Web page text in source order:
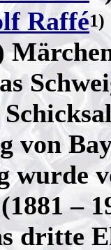
Raffé1)
von
wurde
–
dritte